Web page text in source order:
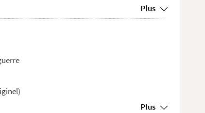
Plus
Plus